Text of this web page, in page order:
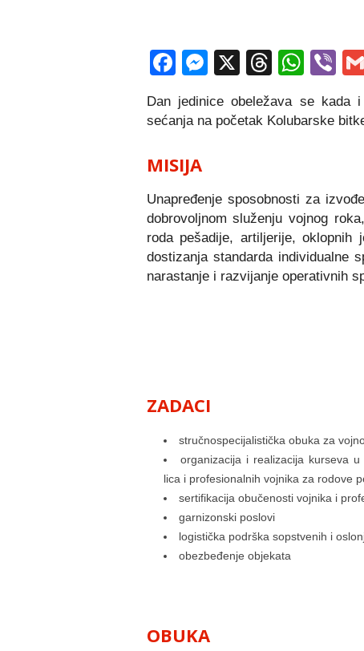
Facebook
Messenger
X Threads
Dan jedinice obeležava se kada
sećanja na početak Kolubarske
MISIJA
Unapređenje sposobnosti za
dobrovoljnom služenju vojnog
roda pešadije, artiljerije,
dostizanja standarda individualne
narastanje i razvijanje operativnih
ZADACI
stručnospecijalistička obuka za
organizacija i realizacija kurseva
lica i profesionalnih vojnika za rodove
sertifikacija obučenosti vojnika i
garnizonski poslovi
logistička podrška sopstvenih i
obezbeđenje objekata
OBUKA